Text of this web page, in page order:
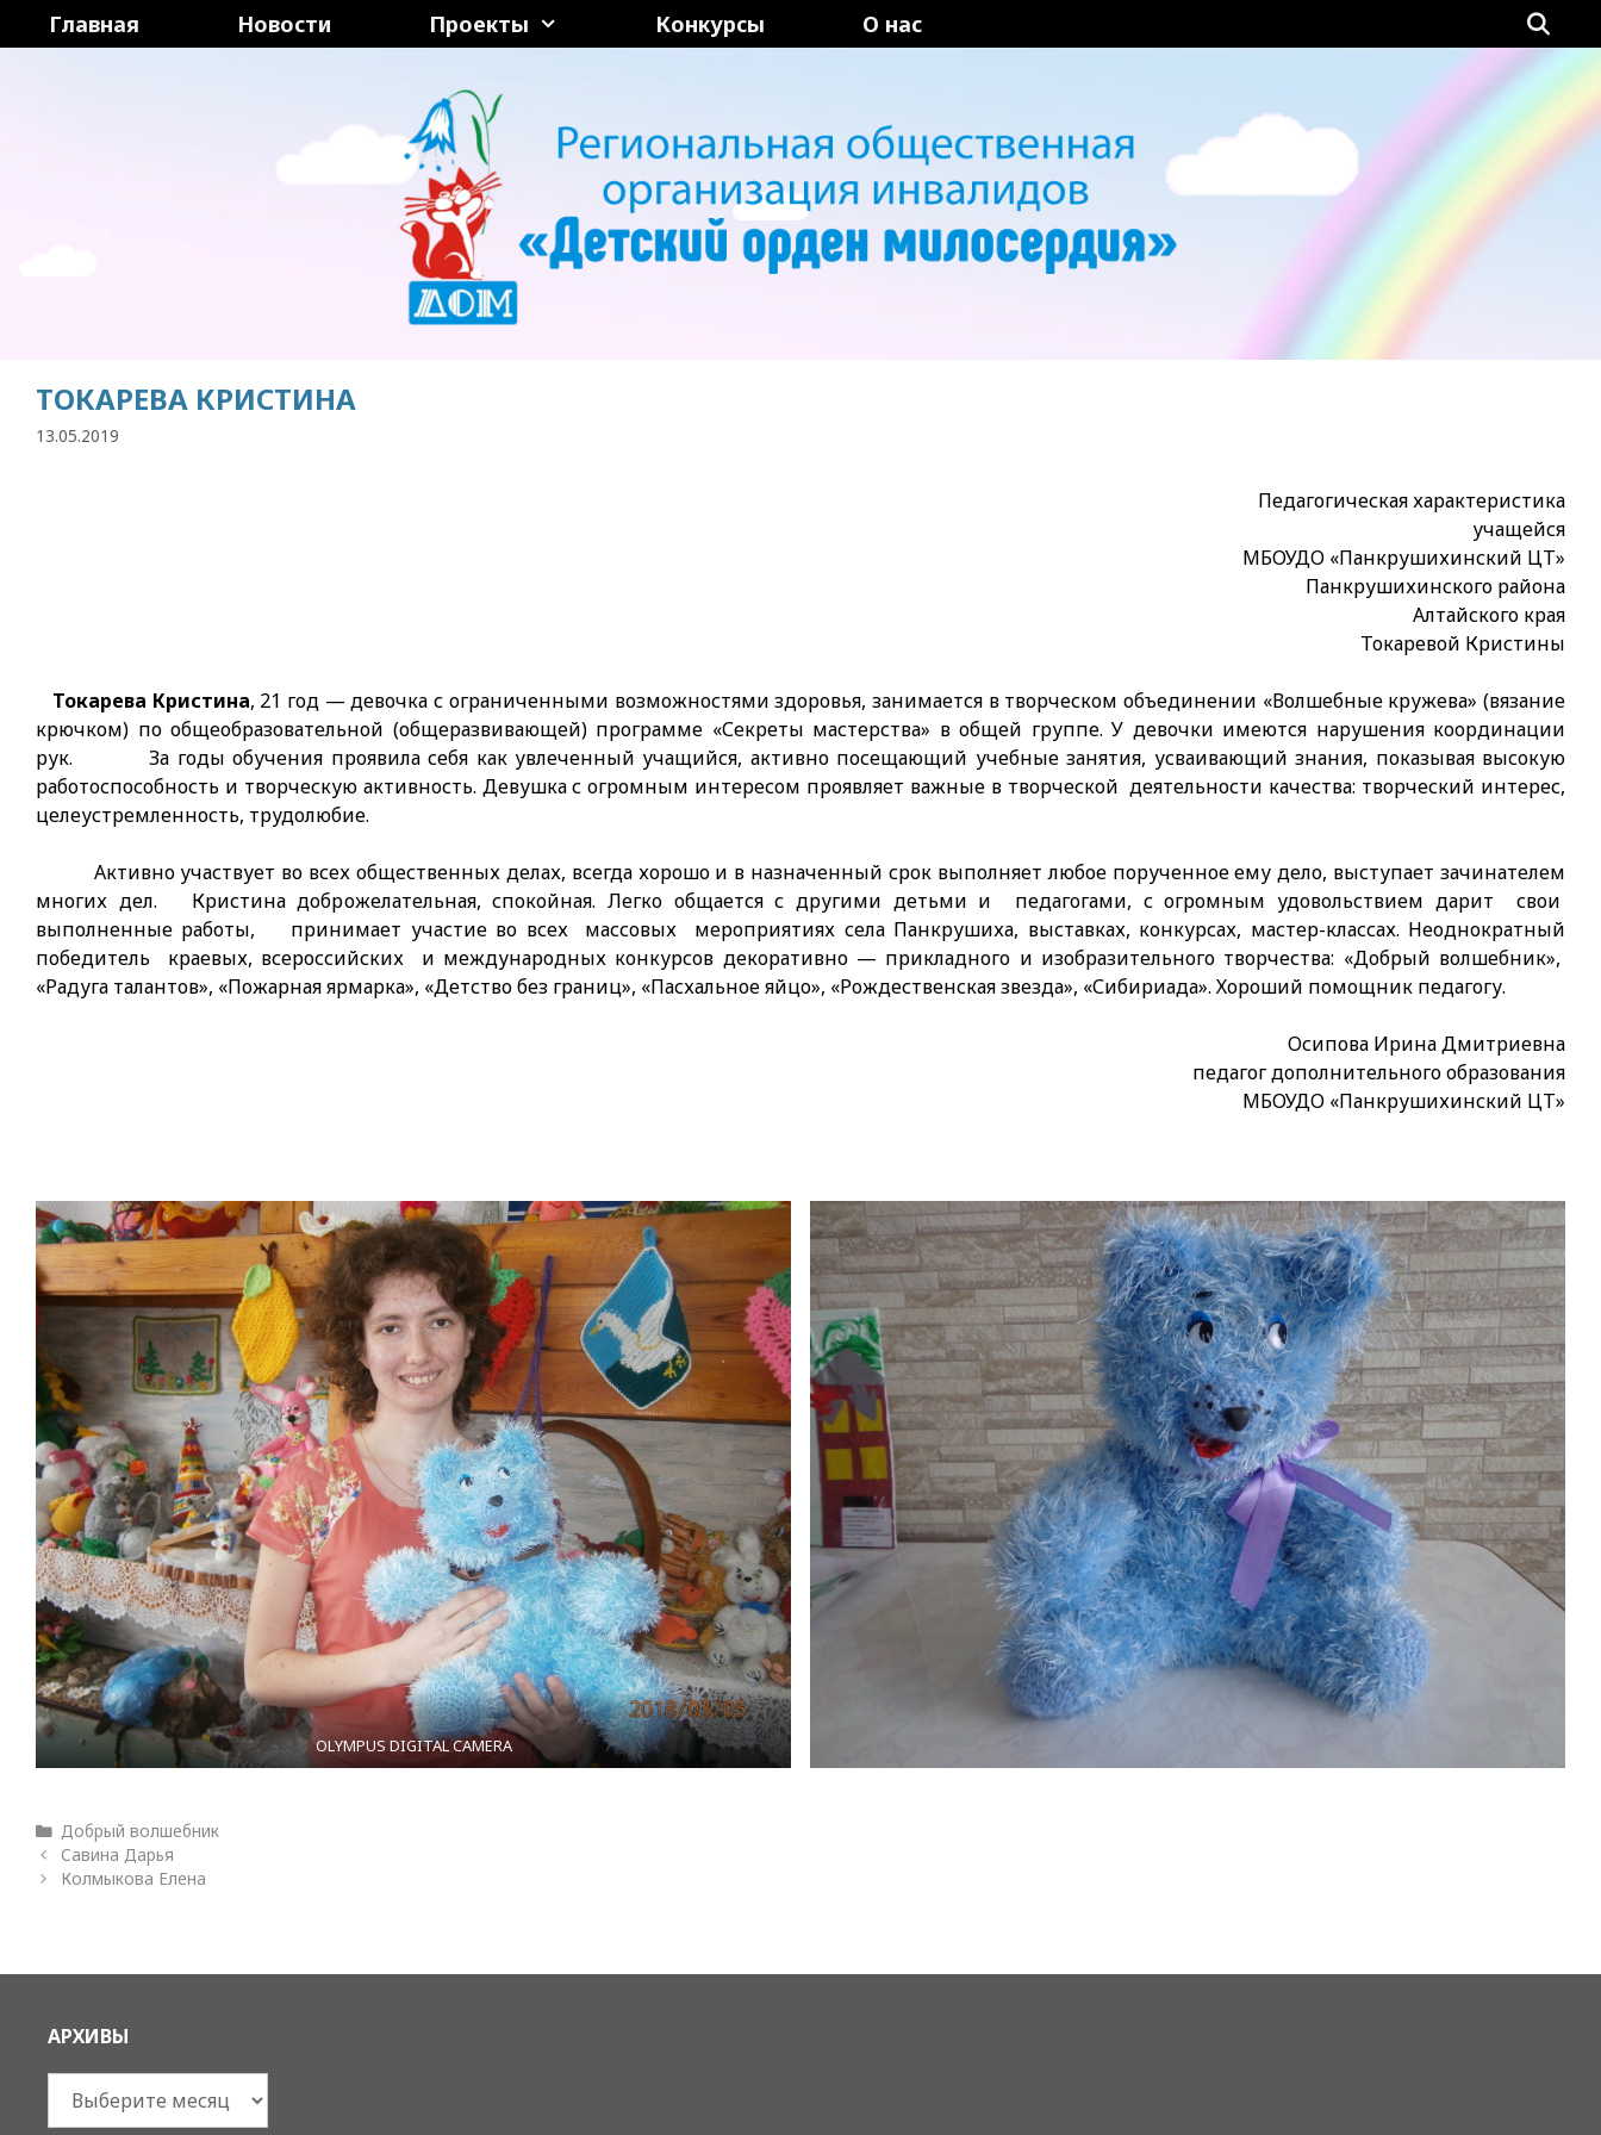
Перейти
к
Главная Новости Проекты Конкурсы О нас
ТОКАРЕВА КРИСТИНА
13.05.2019
Педагогическая характеристика
учащейся
МБОУДО «Панкрушихинский ЦТ»
Панкрушихинского района
Алтайского края
Токаревой Кристины
Токарева Кристина, 21 год — девочка с ограниченными возможностями здоровья, занимается в творческом объединении «Волшебные кружева» (вязание
крючком) по общеобразовательной (общеразвивающей) программе «Секреты мастерства» в общей группе. У девочки имеются нарушения координации
рук. За годы обучения проявила себя как увлеченный учащийся, активно посещающий учебные занятия, усваивающий знания, показывая высокую
работоспособность и творческую активность. Девушка с огромным интересом проявляет важные в творческой деятельности качества: творческий интерес,
целеустремленность, трудолюбие.
Активно участвует во всех общественных делах, всегда хорошо и в назначенный срок выполняет любое порученное ему дело, выступает зачинателем
многих дел. Кристина доброжелательная, спокойная. Легко общается с другими детьми и педагогами, с огромным удовольствием дарит свои
выполненные работы, принимает участие во всех массовых мероприятиях села Панкрушиха, выставках, конкурсах, мастер-классах. Неоднократный
победитель краевых, всероссийских и международных конкурсов декоративно — прикладного и изобразительного творчества: «Добрый волшебник»,
«Радуга талантов», «Пожарная ярмарка», «Детство без границ», «Пасхальное яйцо», «Рождественская звезда», «Сибириада». Хороший помощник педагогу.
Осипова Ирина Дмитриевна
педагог дополнительного образования
МБОУДО «Панкрушихинский ЦТ»
OLYMPUS DIGITAL CAMERA
Рубрики
Добрый волшебник
Савина Дарья
Колмыкова Елена
АРХИВЫ
Архивы